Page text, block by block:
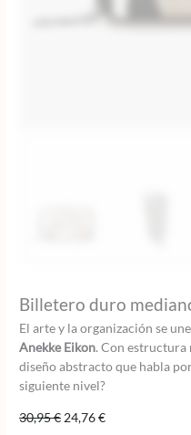
Billetero duro
El arte y la organización se
Anekke Eikon. Con
diseño abstracto que habla
siguiente nivel?
30,95€ El
24,76€El